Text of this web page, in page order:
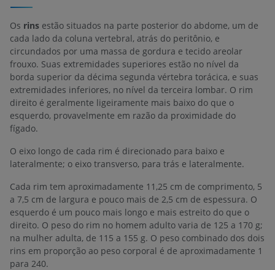
Os rins estão situados na parte posterior do abdome, um de
cada lado da coluna vertebral, atrás do peritônio, e
circundados por uma massa de gordura e tecido areolar
frouxo. Suas extremidades superiores estão no nível da
borda superior da décima segunda vértebra torácica, e suas
extremidades inferiores, no nível da terceira lombar. O rim
direito é geralmente ligeiramente mais baixo do que o
esquerdo, provavelmente em razão da proximidade do
fígado.
O eixo longo de cada rim é direcionado para baixo e
lateralmente; o eixo transverso, para trás e lateralmente.
Cada rim tem aproximadamente 11,25 cm de comprimento, 5
a 7,5 cm de largura e pouco mais de 2,5 cm de espessura. O
esquerdo é um pouco mais longo e mais estreito do que o
direito. O peso do rim no homem adulto varia de 125 a 170 g;
na mulher adulta, de 115 a 155 g. O peso combinado dos dois
rins em proporção ao peso corporal é de aproximadamente 1
para 240.